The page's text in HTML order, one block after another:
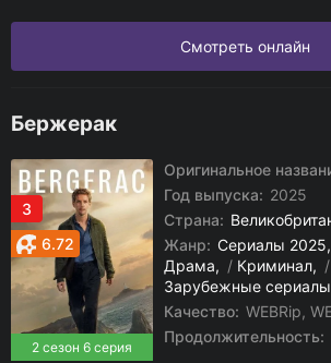
Смотреть онлайн
Бержерак
3
2 сезон 6 серия
6.72
Оригинальное
Год выпуска: 2025
Страна:
Жанр: Сериалы 2025
Драма
/ Криминал
/
Зарубежные сериалы
Качество: WEBRip,
Продолжительность: